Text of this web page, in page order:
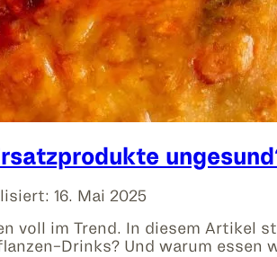
16. Mai 2025
voll im Trend. In diesem Artikel
Drinks? Und warum essen